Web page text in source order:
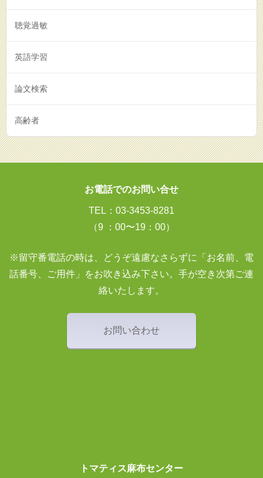
聴覚過敏
英語学習
論文検索
高齢者
お電話でのお問い合せ
TEL：03-3453-8281
（9 ：00〜19：00）
※留守番電話の時は、どうぞ遠慮なさらずに「お名前、電
話番号、ご用件」をお吹き込み下さい。手が空き次第ご連
絡いたします。
お問い合わせ
トマティス麻布センター